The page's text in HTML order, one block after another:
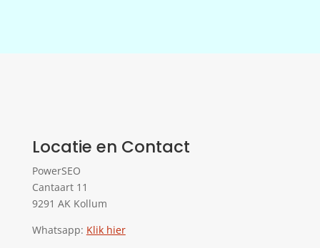
Locatie en Contact
PowerSEO
Cantaart 11
9291 AK Kollum
Whatsapp: Klik hier